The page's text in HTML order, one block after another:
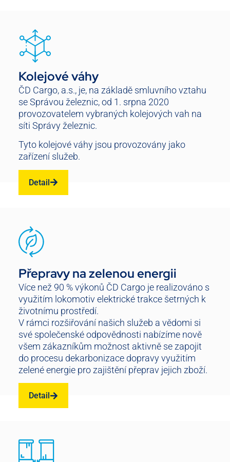
Kolejové váhy
ČD Cargo, a.s., je, na základě smluvního vztahu
se Správou železnic, od 1. srpna 2020
provozovatelem vybraných kolejových vah na
síti Správy železnic.
Tyto kolejové váhy jsou provozovány jako
zařízení služeb.
Detail
Přepravy na zelenou energii
Více než 90 % výkonů ČD Cargo je realizováno s
využitím lokomotiv elektrické trakce šetrných k
životnímu prostředí.
V rámci rozšiřování našich služeb a vědomi si
své společenské odpovědnosti nabízíme nově
všem zákazníkům možnost aktivně se zapojit
do procesu dekarbonizace dopravy využitím
zelené energie pro zajištění přeprav jejich zboží.
Detail